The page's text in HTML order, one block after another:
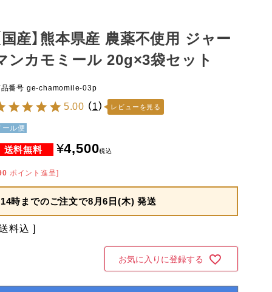
国産】熊本県産 農薬不使用 ジャー
ンカモミール 20g×3袋セット
番号 ge-chamomile-03p
5.00 （1） レビューを見る
ール便
¥4,500税込
ポイント進呈]
14時までのご注文で8月6日(木) 発送
料込
お気に入りに登録する